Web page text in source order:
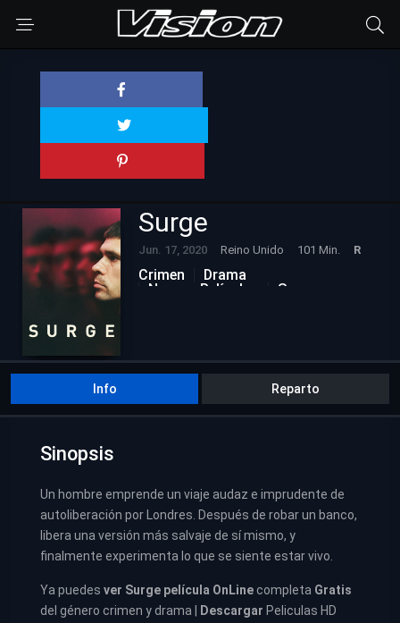
Surge
Jun. 17, 2020 Reino Unido 101 Min. R
Crimen
Drama
Nuevas Películas
Suspenso
Info Reparto
Sinopsis
Un hombre emprende un viaje audaz e imprudente de
autoliberación por Londres. Después de robar un banco,
libera una versión más salvaje de sí mismo, y
finalmente experimenta lo que se siente estar vivo.
Ya puedes ver Surge película OnLinecompleta Gratis
del género crimen y drama |
Descargar Peliculas HD